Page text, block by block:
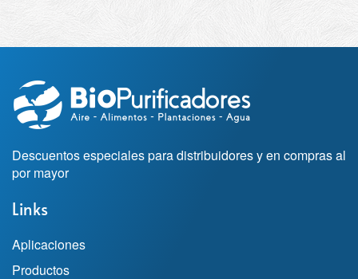
Descuentos especiales para distribuidores y en compras al
por mayor
Links
Aplicaciones
Productos